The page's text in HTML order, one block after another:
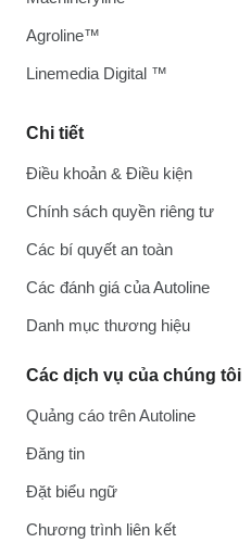
Chi tiết
Điều khoản & Điều kiện
Chính sách quyền riêng tư
Các bí quyết an toàn
Các đánh giá của Autoline
Danh mục thương hiệu
Các dịch vụ của chúng tôi
Quảng cáo trên Autoline
Đăng tin
Đặt biểu ngữ
Chương trình liên kết
Agroline™
Linemedia Digital ™